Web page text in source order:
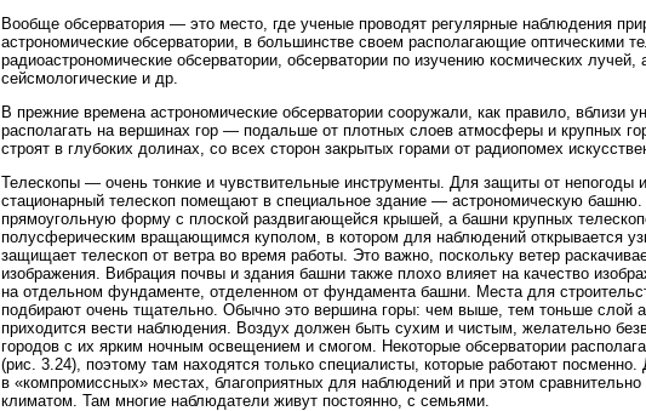
Вообще обсерватория — это место, где ученые проводят регулярные наблюдения
астрономические обсерватории, в большинстве своем располагающие оптическими
радиоастрономические обсерватории, обсерватории по изучению космических лучей,
сейсмологические и др.
В прежние времена астрономические обсерватории сооружали, как правило, вблизи
располагать на вершинах гор — подальше от плотных слоев атмосферы и крупных
строят в глубоких долинах, со всех сторон закрытых горами от радиопомех
Телескопы — очень тонкие и чувствительные инструменты. Для защиты от непогоды
стационарный телескоп помещают в специальное здание — астрономическую
прямоугольную форму с плоской раздвигающейся крышей, а башни крупных
полусферическим вращающимся куполом, в котором для наблюдений открывается
защищает телескоп от ветра во время работы. Это важно, поскольку ветер
изображения. Вибрация почвы и здания башни также плохо влияет на качество
на отдельном фундаменте, отделенном от фундамента башни. Места для
подбирают очень тщательно. Обычно это вершина горы: чем выше, тем тоньше слой
приходится вести наблюдения. Воздух должен быть сухим и чистым, желательно
городов с их ярким ночным освещением и смогом. Некоторые обсерватории
(рис. 3.24), поэтому там находятся только специалисты, которые работают
в «компромиссных» местах, благоприятных для наблюдений и при этом
климатом. Там многие наблюдатели живут постоянно, с семьями.